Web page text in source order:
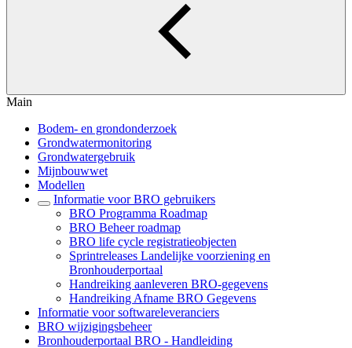
Main
Bodem- en grondonderzoek
Grondwatermonitoring
Grondwatergebruik
Mijnbouwwet
Modellen
Informatie voor BRO gebruikers
BRO Programma Roadmap
BRO Beheer roadmap
BRO life cycle registratieobjecten
Sprintreleases Landelijke voorziening en
Bronhouderportaal
Handreiking aanleveren BRO-gegevens
Handreiking Afname BRO Gegevens
Informatie voor softwareleveranciers
BRO wijzigingsbeheer
Bronhouderportaal BRO - Handleiding